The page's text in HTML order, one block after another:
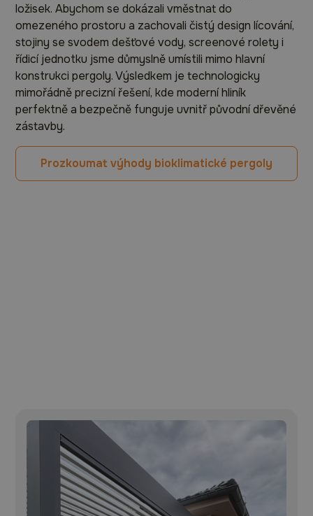
ložisek. Abychom se dokázali vměstnat do
omezeného prostoru a zachovali čistý design lícování,
stojiny se svodem dešťové vody, screenové rolety i
řídicí jednotku jsme důmyslně umístili mimo hlavní
konstrukci pergoly. Výsledkem je technologicky
mimořádně precizní řešení, kde moderní hliník
perfektně a bezpečně funguje uvnitř původní dřevěné
zástavby.
Prozkoumat výhody bioklimatické pergoly